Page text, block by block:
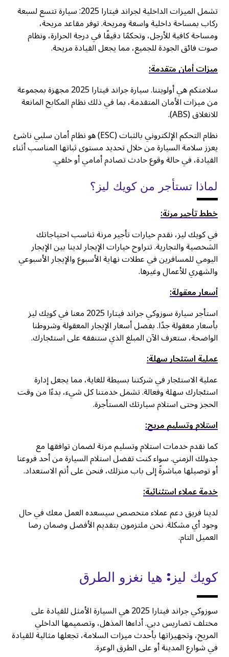
تشمل الميزات الداخلية لجراند فيتارا 2025: سيارة تتسع لسبعة
ركاب بمساحة داخلية واسعة ومريحة. توفر مقاعد مريحة،
ومساحة كافية للأرجل، وتحكمًا دقيقًا في درجة الحرارة، ونظام
صوت فائق الجودة للجميع، مما يجعل القيادة مريحة.
ميزات أمان متقدمة:
سلامتكم هي أولويتنا. سيارة جراند فيتارا 2025 مجهزة بمجموعة
من ميزات الأمان المتقدمة، بما في ذلك نظام المكابح المانعة
للانغلاق (ABS).
نظام التحكم الإلكتروني بالثبات (ESC) هو نظام أمان سلبي ناشئ
يعزز سلامة السيارة من خلال تحديد مستوى ثباتها المناسب أثناء
القيادة، في حالة وقوع حادث تصادم أمامي أو خلفي.
لماذا تستأجر من كويك ليز؟
خطط تأجير مرنة:
في كويك ليز، نقدم خيارات تأجير مرنة تناسب احتياجاتك
الشخصية والتجارية. تتراوح خيارات الإيجار لدينا بين الإيجار
اليومي للمسافرين في عطلات نهاية الأسبوع والإيجار الأسبوعي
والشهري للأعمال وغيرها.
أسعار معقولة:
استأجر سيارة سوزوكي جراند فيتارا 2025 معنا في كويك ليز
بأسعار معقولة جدًا. بفضل أسعار الإيجار المعقولة وشروطنا
الواضحة، ستعرف الآن المبلغ الذي ستنفقه على استئجارك.
عملية استئجار سهلة:
عملية الاستئجار في شركتنا بسيطة للغاية، مما يجعل إدارة
استئجارك سهلة وفعالة. تشمل خدمتنا كل شيء، بدءًا من وقت
الحجز وحتى استلام سيارتك المستأجرة.
استلام وتسليم مريح:
كما نقدم خدمات استلام وتسليم مرنة لضمان توافقها مع
جدولك الزمني. سواء كنت تفضل استلام السيارة من أحد فروعنا
أو توصيلها مباشرةً إلى باب منزلك، فنحن على أتم الاستعداد.
خدمة عملاء استثنائية:
لدينا فريق دعم عملاء متخصص سيسعده العمل معك في حال
وجود أي مشكلة. نحن ملتزمون بتقديم الأفضل وضمان رضا
العميل التام.
كويك ليز: هيا نغزو الطرق
سوزوكي جراند فيتارا 2025 هي السيارة الأمثل للقيادة على
مختلف تضاريس دبي. أداءها المذهل، وتصميمها الداخلي
المريح، وتجهيزاتها بأحدث ميزات السلامة، تجعلها مثالية للقيادة
في شوارع المدينة أو على الطرق الوعرة.